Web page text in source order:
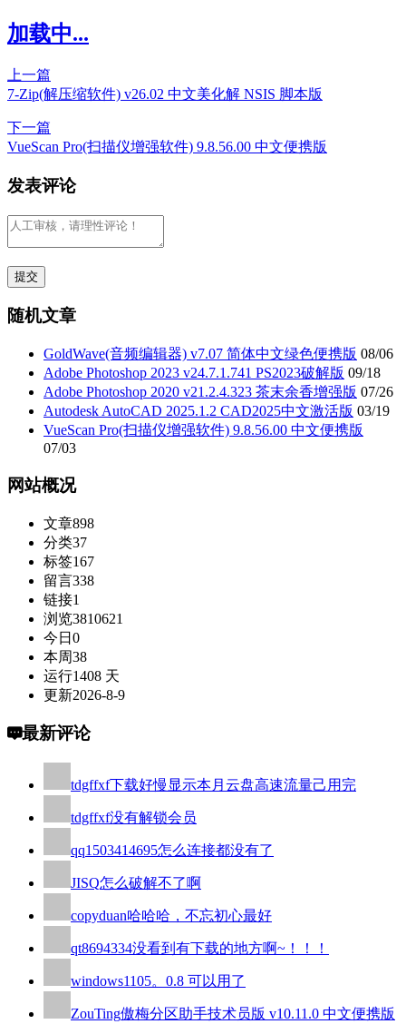
加载中...
上一篇
7-Zip(解压缩软件) v26.02 中文美化解 NSIS 脚本版
下一篇
VueScan Pro(扫描仪增强软件) 9.8.56.00 中文便携版
发表评论
随机文章
GoldWave(音频编辑器) v7.07 简体中文绿色便携版 08/06
Adobe Photoshop 2023 v24.7.1.741 PS2023破解版 09/18
Adobe Photoshop 2020 v21.2.4.323 茶末余香增强版 07/26
Autodesk AutoCAD 2025.1.2 CAD2025中文激活版 03/19
VueScan Pro(扫描仪增强软件) 9.8.56.00 中文便携版
07/03
网站概况
文章898
分类37
标签167
留言338
链接1
浏览3810621
今日 0
本周38
运行1408 天
更新2026-8-9
最新评论
tdgffxf下载好慢显示本月云盘高速流量己用完
tdgffxf没有解锁会员
qq1503414695怎么连接都没有了
JISQ怎么破解不了啊
copyduan哈哈哈，不忘初心最好
qt8694334没看到有下载的地方啊~！！！
windows1105。0.8 可以用了
ZouTing傲梅分区助手技术员版 v10.11.0 中文便携版